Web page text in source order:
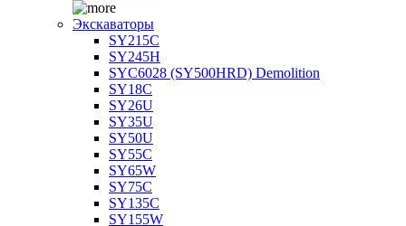
Экскаваторы
SY215C
SY245H
SYC6028 (SY500HRD) Demolition
SY18C
SY26U
SY35U
SY50U
SY55C
SY65W
SY75C
SY135C
SY155W